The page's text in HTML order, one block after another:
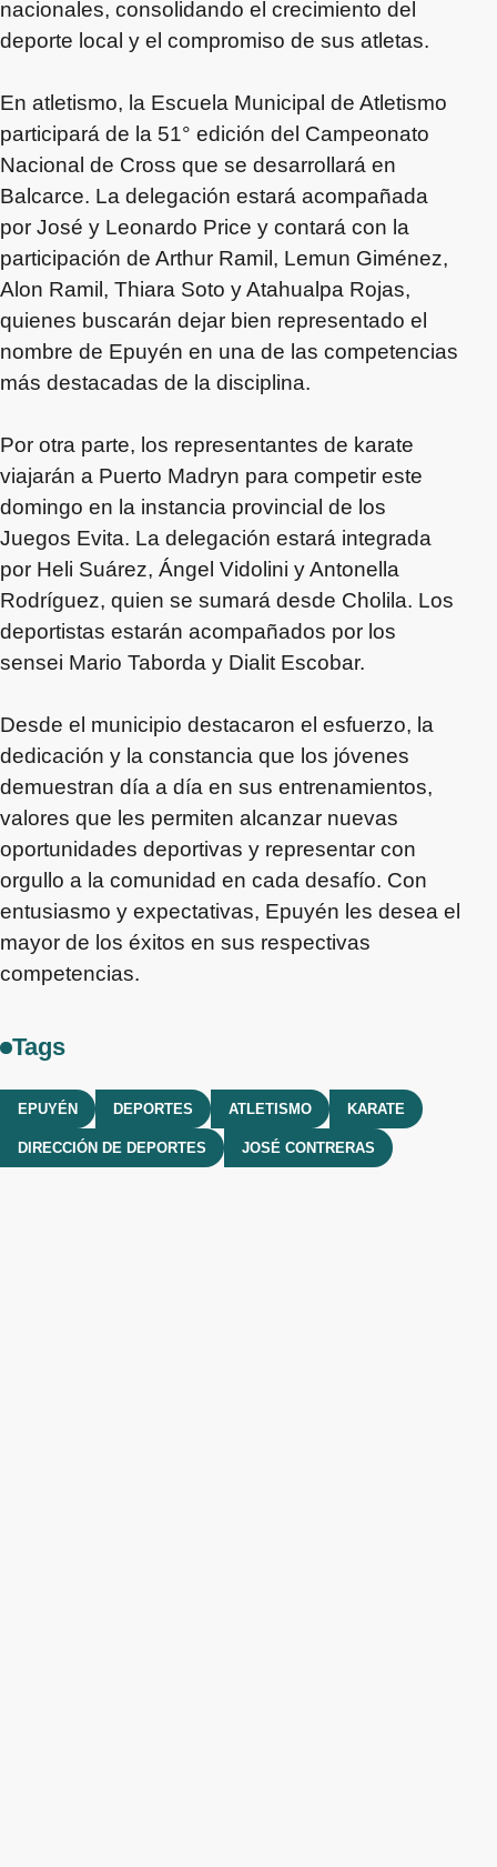
nacionales, consolidando el crecimiento del
deporte local y el compromiso de sus atletas.
En atletismo, la Escuela Municipal de Atletismo
participará de la 51° edición del Campeonato
Nacional de Cross que se desarrollará en
Balcarce. La delegación estará acompañada
por José y Leonardo Price y contará con la
participación de Arthur Ramil, Lemun Giménez,
Alon Ramil, Thiara Soto y Atahualpa Rojas,
quienes buscarán dejar bien representado el
nombre de Epuyén en una de las competencias
más destacadas de la disciplina.
Por otra parte, los representantes de karate
viajarán a Puerto Madryn para competir este
domingo en la instancia provincial de los
Juegos Evita. La delegación estará integrada
por Heli Suárez, Ángel Vidolini y Antonella
Rodríguez, quien se sumará desde Cholila. Los
deportistas estarán acompañados por los
sensei Mario Taborda y Dialit Escobar.
Desde el municipio destacaron el esfuerzo, la
dedicación y la constancia que los jóvenes
demuestran día a día en sus entrenamientos,
valores que les permiten alcanzar nuevas
oportunidades deportivas y representar con
orgullo a la comunidad en cada desafío. Con
entusiasmo y expectativas, Epuyén les desea el
mayor de los éxitos en sus respectivas
competencias.
Tags
EPUYÉN DEPORTES ATLETISMO KARATE
DIRECCIÓN DE DEPORTES JOSÉ CONTRERAS